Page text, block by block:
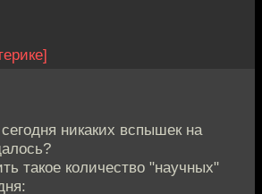
никаких вспышек на
такое количество "научных"